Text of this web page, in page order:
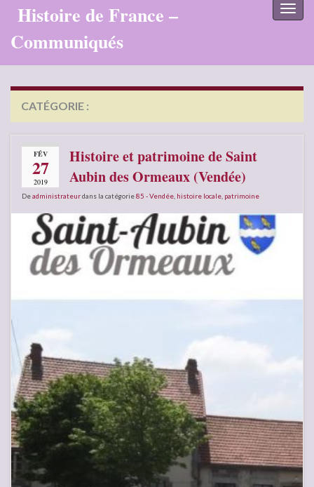
Histoire de France –
Communiqués
CATÉGORIE :
FÉV
27
2019
Histoire et patrimoine de Saint
Aubin des Ormeaux (Vendée)
Deadministrateurdans la catégorie85 - Vendée histoire locale patrimoine